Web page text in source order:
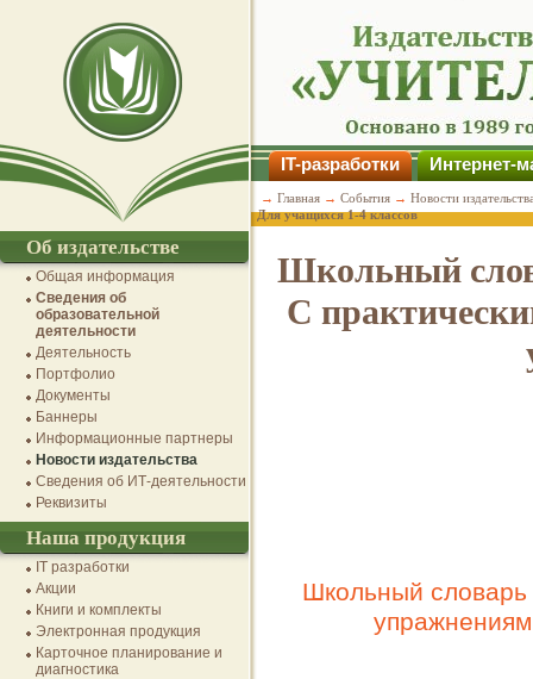
Школьный
С
Школьный словарь
IT-разработки Интернет-
→ Главная → События → Новости
Для учащихся 1-4 классов
Об издательстве
Общая информация
Сведения об
образовательной
деятельности
Деятельность
Портфолио
Документы
Баннеры
Информационные партнеры
Новости издательства
Сведения об ИТ-деятельности
Реквизиты
Наша продукция
IT разработки
Акции
Книги и комплекты
Электронная продукция
Карточное планирование и
диагностика